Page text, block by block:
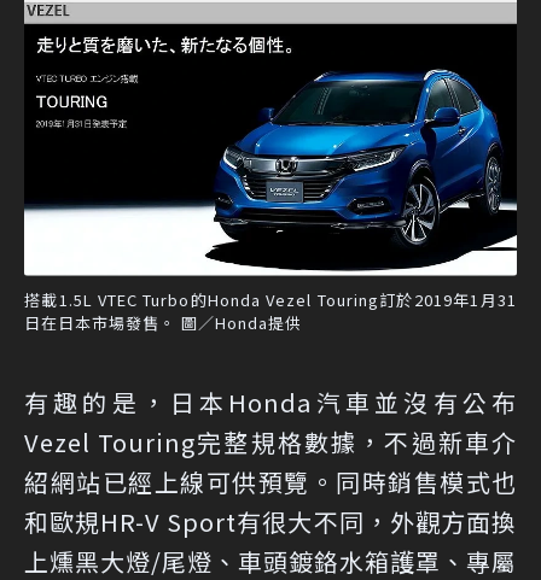
搭載1.5L VTEC Turbo的Honda Vezel Touring訂於2019年1月31
日在日本市場發售。 圖／Honda提供
有趣的是，日本Honda汽車並沒有公布
Vezel Touring完整規格數據，不過新車介
紹網站已經上線可供預覽。同時銷售模式也
和歐規HR-V Sport有很大不同，外觀方面換
上燻黑大燈/尾燈、車頭鍍鉻水箱護罩、專屬